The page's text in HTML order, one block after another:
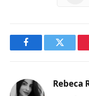
FacebookTwitter
Rebeca